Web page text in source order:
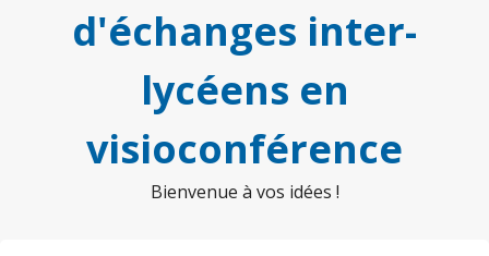
d'échanges inter-
lycéens en
visioconférence
Bienvenue à vos idées !